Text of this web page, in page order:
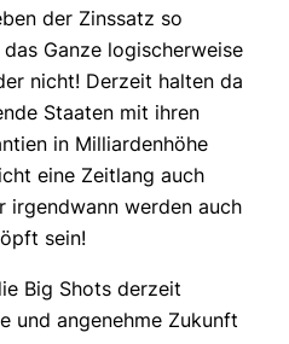
der Zinssatz so
Ganze logischerweise
nicht! Derzeit halten da
Staaten mit ihren
in Milliardenhöhe
eine Zeitlang auch
irgendwann werden auch
sein!
Big Shots derzeit
und angenehme Zukunft